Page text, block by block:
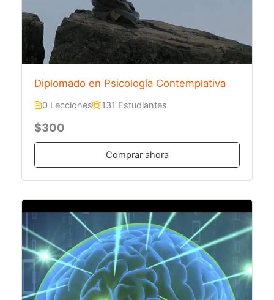
Diplomado en Psicología Contemplativa
0 Lecciones 131 Estudiantes
$300
Comprar ahora